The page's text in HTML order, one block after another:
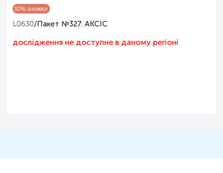
10% знижки
L0630/Пакет №327. АКСІС
дослідження не доступне в даному регіоні